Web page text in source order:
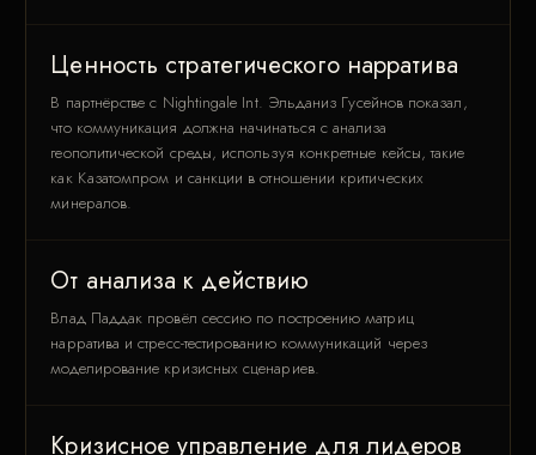
Ценность стратегического нарратива
В партнёрстве с Nightingale Int. Эльданиз Гусейнов показал,
что коммуникация должна начинаться с анализа
геополитической среды, используя конкретные кейсы, такие
как Казатомпром и санкции в отношении критических
минералов.
От анализа к действию
Влад Паддак провёл сессию по построению матриц
нарратива и стресс-тестированию коммуникаций через
моделирование кризисных сценариев.
Кризисное управление для лидеров